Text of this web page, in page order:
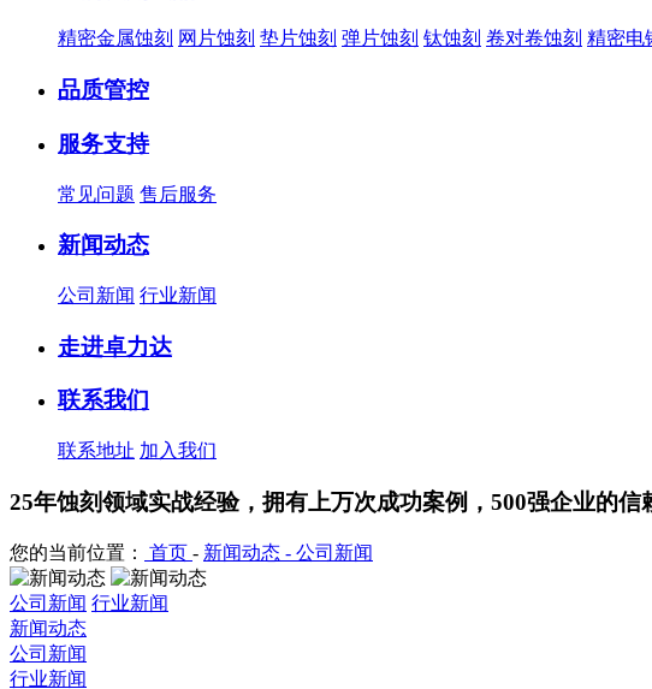
精密金属蚀刻 网片蚀刻 垫片蚀刻 弹片蚀刻 钛蚀刻 卷对卷蚀刻 精密电
品质管控
服务支持
常见问题 售后服务
新闻动态
公司新闻 行业新闻
走进卓力达
联系我们
联系地址 加入我们
25年蚀刻领域实战经验，拥有上万次成功案例，500强企业的信
您的当前位置： 首页 - 新闻动态 - 公司新闻
公司新闻 行业新闻
新闻动态
公司新闻
行业新闻